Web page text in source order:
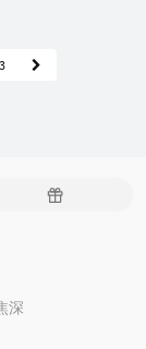
R
深